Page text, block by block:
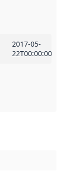
2017-05-
22T00:00:00Z
eller